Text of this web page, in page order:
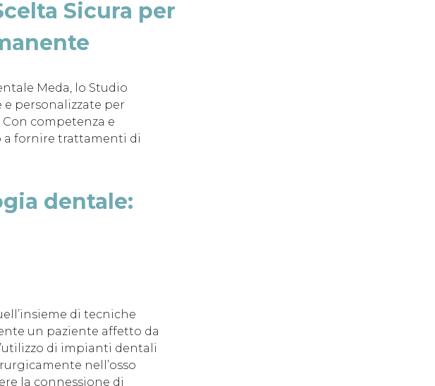
Sicura per
Meda, lo Studio
personalizzate per
competenza e
a fornire trattamenti di
dentale:
di tecniche
un paziente affetto da
di impianti dentali
nell’osso
la connessione di